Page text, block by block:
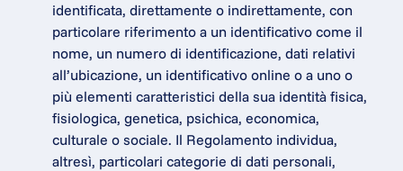
identificata, direttamente o indirettamente, con
particolare riferimento a un identificativo come il
nome, un numero di identificazione, dati relativi
all’ubicazione, un identificativo online o a uno o
più elementi caratteristici della sua identità fisica,
fisiologica, genetica, psichica, economica,
culturale o sociale. Il Regolamento individua,
altresì, particolari categorie di dati personali,